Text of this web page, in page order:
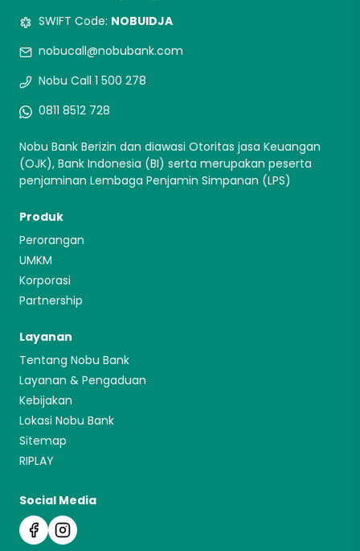
SWIFT Code: NOBUIDJA
nobucall@nobubank.com
Nobu Call 1 500 278
0811 8512 728
Nobu Bank Berizin dan diawasi Otoritas jasa Keuangan
(OJK), Bank Indonesia (BI) serta merupakan peserta
penjaminan Lembaga Penjamin Simpanan (LPS)
Produk
Perorangan
UMKM
Korporasi
Partnership
Layanan
Tentang Nobu Bank
Layanan & Pengaduan
Kebijakan
Lokasi Nobu Bank
Sitemap
RIPLAY
Social Media